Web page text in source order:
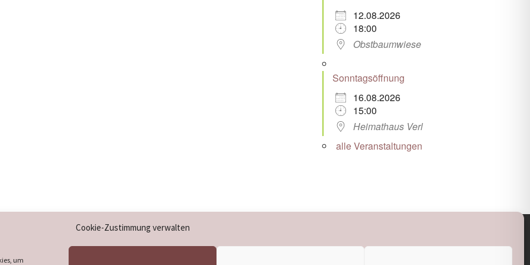
Cookie-Zustimmung verwalten
um
12.08.2026
18:00
Obstbaumwiese
Sonntagsöffnung
16.08.2026
15:00
Heimathaus Verl
alle Veranstaltungen